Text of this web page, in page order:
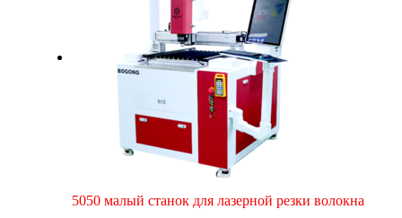
5050 малый станок для лазерной резки волокна